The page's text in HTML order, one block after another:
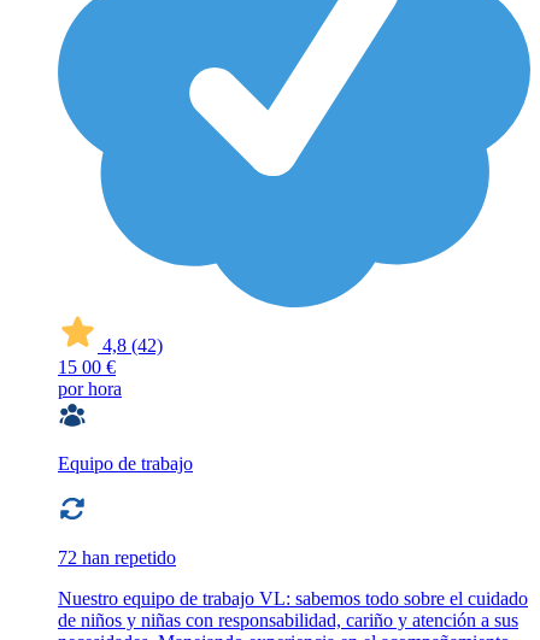
4,8 (42)
15 00 €
por hora
Equipo de trabajo
72 han repetido
Nuestro equipo de trabajo VL: sabemos todo sobre el cuidado
de niños y niñas con responsabilidad, cariño y atención a sus